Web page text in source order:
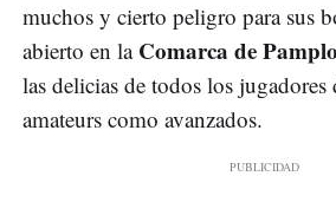
muchos y cierto peligro para sus
abierto en la Comarca de
las delicias de todos los jugadores
amateurs como avanzados.